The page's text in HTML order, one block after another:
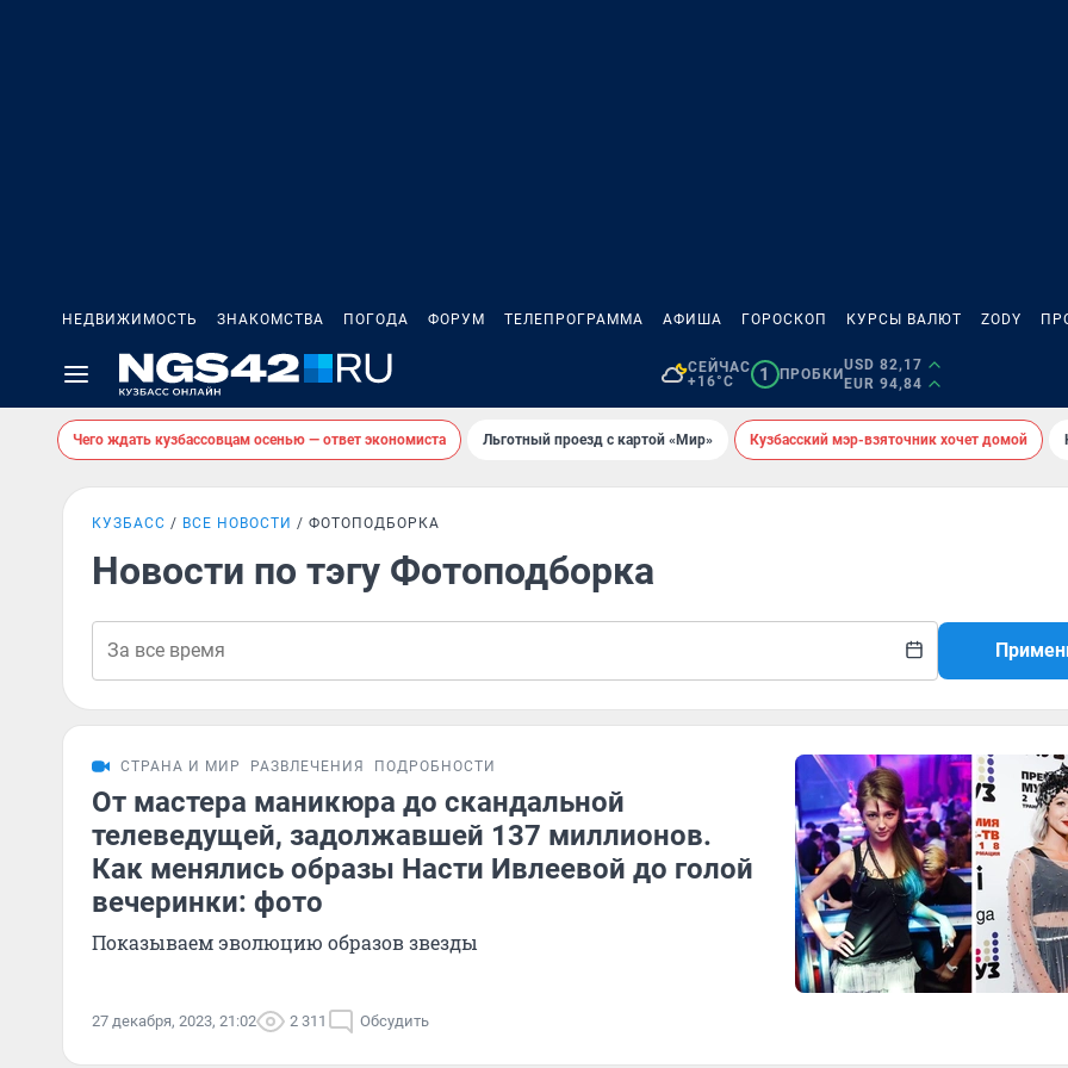
НЕДВИЖИМОСТЬ ЗНАКОМСТВА ПОГОДА ФОРУМ ТЕЛЕПРОГРАММА АФИША ГОРОСКОП КУРСЫ ВАЛЮТ ZODY
СЕЙЧАС
+16°C
1 ПРОБКИ
USD 82,17
EUR 94,84
Чего ждать кузбассовцам осенью — ответ экономиста Льготный проезд с картой «Мир» Кузбасский мэр-взяточник хочет домой
КУЗБАСС ВСЕ НОВОСТИ ФОТОПОДБОРКА
Новости по тэгу Фотоподборка
СТРАНА И МИР РАЗВЛЕЧЕНИЯ ПОДРОБНОСТИ
От мастера маникюра до скандальной
телеведущей, задолжавшей 137 миллионов.
Как менялись образы Насти Ивлеевой до голой
вечеринки: фото
Показываем эволюцию образов звезды
27 декабря, 2023, 21:02 2 311 Обсудить